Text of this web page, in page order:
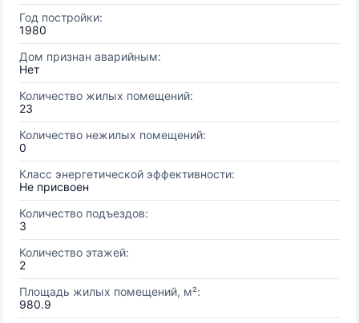
Год постройки:
1980
Дом признан аварийным:
Нет
Количество жилых помещений:
23
Количество нежилых помещений:
0
Класс энергетической эффективности:
Не присвоен
Количество подъездов:
3
Количество этажей:
2
Площадь жилых помещений, м²:
980.9